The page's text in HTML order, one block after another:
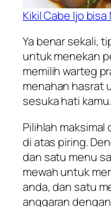
Kikil Cabe Ijo
Ya benar sekali,
untuk menekan
memilih warteg
menahan hasrat
sesuka hati kamu.
Pilihlah
di atas piring.
dan satu menu
mewah untuk
anda, dan satu
anggaran